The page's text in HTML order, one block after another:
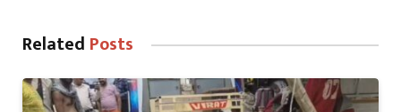
Related Posts